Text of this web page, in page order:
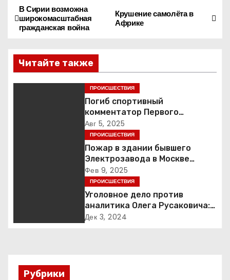
Н
а
в
и
Крушение самолёта в
Африке
В Сирии возможна
широкомасштабная
гражданская война
Читайте также
ПРОИСШЕСТВИЯ
Погиб спортивный
комментатор Первого
Александр Гришин
Авг 5, 2025
ПРОИСШЕСТВИЯ
Пожар в здании бывшего
Электрозавода в Москве
успешно ликвидирован
Фев 9, 2025
ПРОИСШЕСТВИЯ
Уголовное дело против
аналитика Олега Русаковича:
обвинения, вымогательство и
Дек 3, 2024
Рубрики